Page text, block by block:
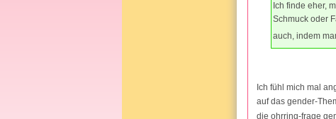
Ich finde eher,
Schmuck oder
auch, indem
Ich fühl mich mal
auf das gender-
die ohrring-frage